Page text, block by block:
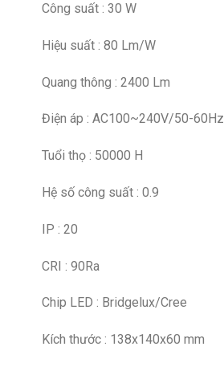
Công suất : 30 W
Hiệu suất : 80 Lm/W
Quang thông : 2400 Lm
Điện áp : AC100~240V/50-60Hz
Tuổi thọ : 50000 H
Hệ số công suất : 0.9
IP : 20
CRI : 90Ra
Chip LED : Bridgelux/Cree
Kích thước : 138x140x60 mm